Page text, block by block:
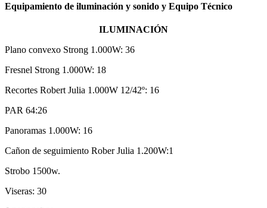
Equipamiento de iluminación y sonido y Equipo Técnico
ILUMINACIÓN
Plano convexo Strong 1.000W: 36
Fresnel Strong 1.000W: 18
Recortes Robert Julia 1.000W 12/42º: 16
PAR 64:26
Panoramas 1.000W: 16
Cañon de seguimiento Rober Julia 1.200W:1
Strobo 1500w.
Viseras: 30